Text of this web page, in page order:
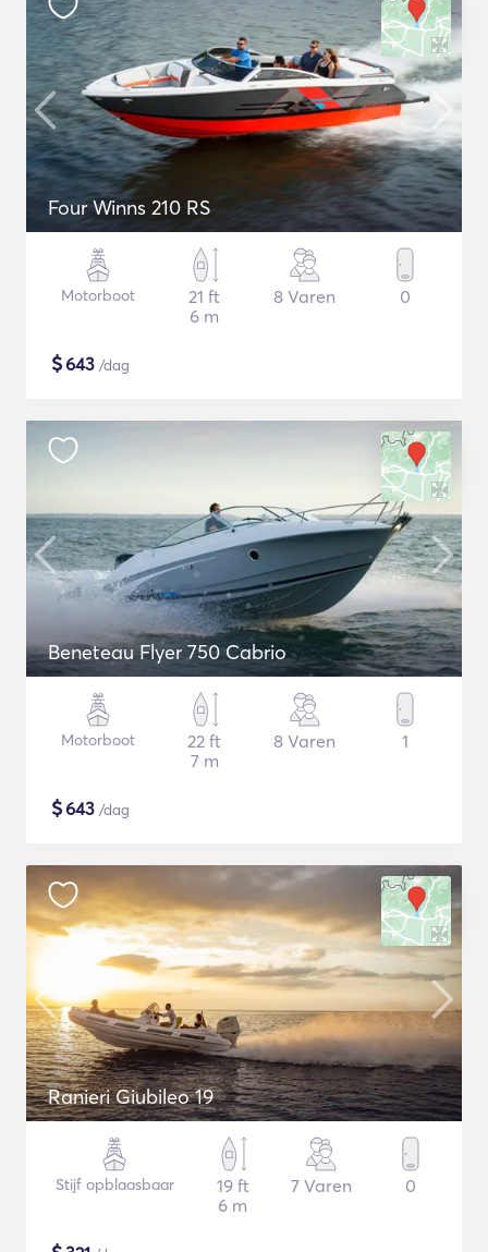
Four Winns 210 RS
Motorboot
21 ft
6 m
8 Varen 0
$643 /dag
Beneteau Flyer 750 Cabrio
Motorboot
22 ft
7 m
8 Varen 1
$643 /dag
Ranieri Giubileo 19
Stijf opblaasbaar
19 ft
6 m
7 Varen 0